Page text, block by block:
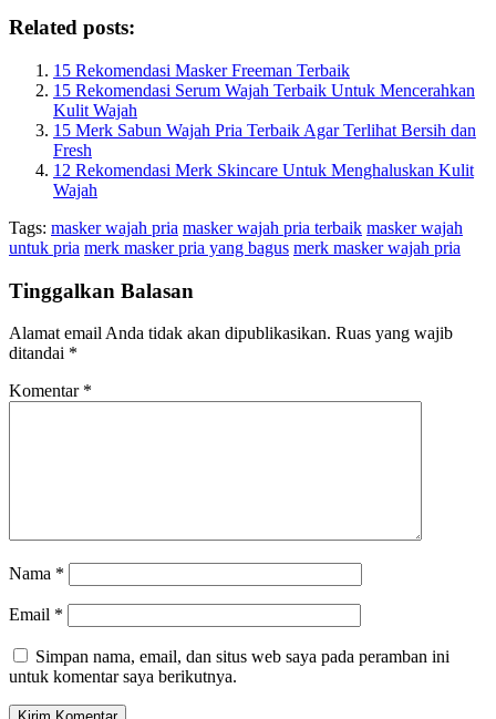
Related posts:
15 Rekomendasi Masker Freeman Terbaik
15 Rekomendasi Serum Wajah Terbaik Untuk Mencerahkan
Kulit Wajah
15 Merk Sabun Wajah Pria Terbaik Agar Terlihat Bersih dan
Fresh
12 Rekomendasi Merk Skincare Untuk Menghaluskan Kulit
Wajah
Tags: masker wajah pria masker wajah pria terbaik masker wajah
untuk pria merk masker pria yang bagus merk masker wajah pria
Tinggalkan Balasan
Alamat email Anda tidak akan dipublikasikan. Ruas yang wajib
ditandai *
Komentar *
Nama *
Email *
Simpan nama, email, dan situs web saya pada peramban ini
untuk komentar saya berikutnya.